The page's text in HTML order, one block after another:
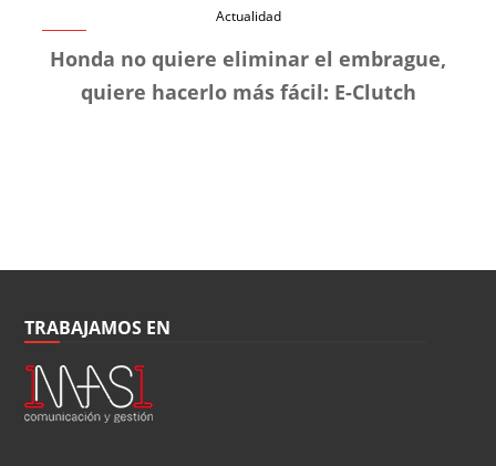
Actualidad
Honda no quiere eliminar el embrague,
quiere hacerlo más fácil: E-Clutch
TRABAJAMOS EN